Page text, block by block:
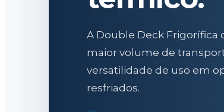
A Double Deck Frigorífica
maior volume de
versatilidade de uso em
resfriados.